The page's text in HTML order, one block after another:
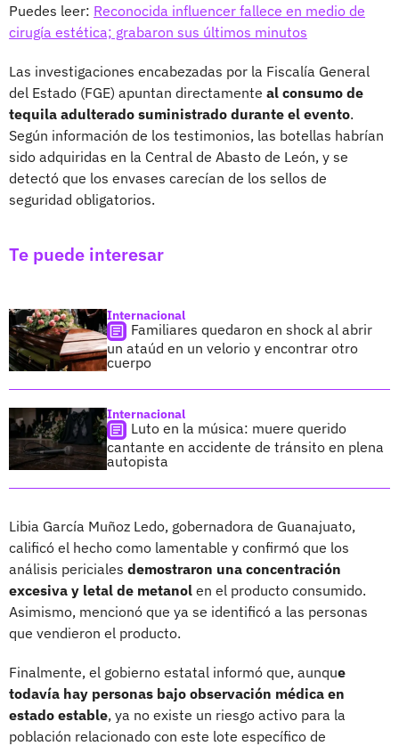
Puedes leer: Reconocida influencer fallece en medio de
cirugía estética; grabaron sus últimos minutos
Las investigaciones encabezadas por la Fiscalía General
del Estado (FGE) apuntan directamente al consumo de
tequila adulterado suministrado durante el evento.
Según información de los testimonios, las botellas habrían
sido adquiridas en la Central de Abasto de León, y se
detectó que los envases carecían de los sellos de
seguridad obligatorios.
Te puede interesar
Internacional
Familiares quedaron en shock al abrir
un ataúd en un velorio y encontrar otro
cuerpo
Internacional
Luto en la música: muere querido
cantante en accidente de tránsito en plena
autopista
Libia García Muñoz Ledo, gobernadora de Guanajuato,
calificó el hecho como lamentable y confirmó que los
análisis periciales demostraron una concentración
excesiva y letal de metanol en el producto consumido.
Asimismo, mencionó que ya se identificó a las personas
que vendieron el producto.
Finalmente, el gobierno estatal informó que, aunque
todavía hay personas bajo observación médica en
estado estable, ya no existe un riesgo activo para la
población relacionado con este lote específico de